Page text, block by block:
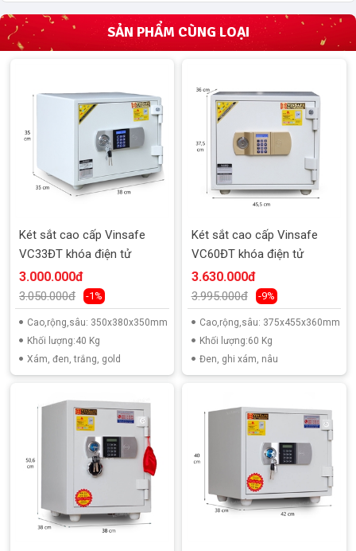
SẢN PHẨM CÙNG LOẠI
Két sắt cao cấp Vinsafe
VC33ĐT khóa điện tử
3.000.000đ
3.050.000đ -1%
Cao,rộng,sâu: 350x380x350mm
Khối lượng:40 Kg
Xám, đen, trắng, gold
Két sắt cao cấp Vinsafe
VC60ĐT khóa điện tử
3.630.000đ
3.995.000đ -9%
Cao,rộng,sâu: 375x455x360mm
Khối lượng:60 Kg
Đen, ghi xám, nâu